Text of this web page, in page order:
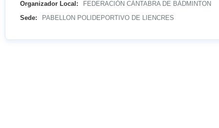
Organizador Local: FEDERACIÓN CÁNTABRA DE BÁDMINTON
Sede: PABELLON POLIDEPORTIVO DE LIENCRES